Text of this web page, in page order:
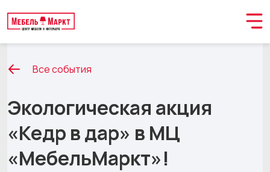
Все события
Экологическая акция
«Кедр в дар» в МЦ
«МебельМаркт»!